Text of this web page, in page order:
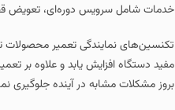
خدمات شامل سرویس دوره‌ای، تعویض
تکنسین‌های نمایندگی تعمیر محصولات
مفید دستگاه افزایش یابد و علاوه بر
بروز مشکلات مشابه در آینده جلوگیری